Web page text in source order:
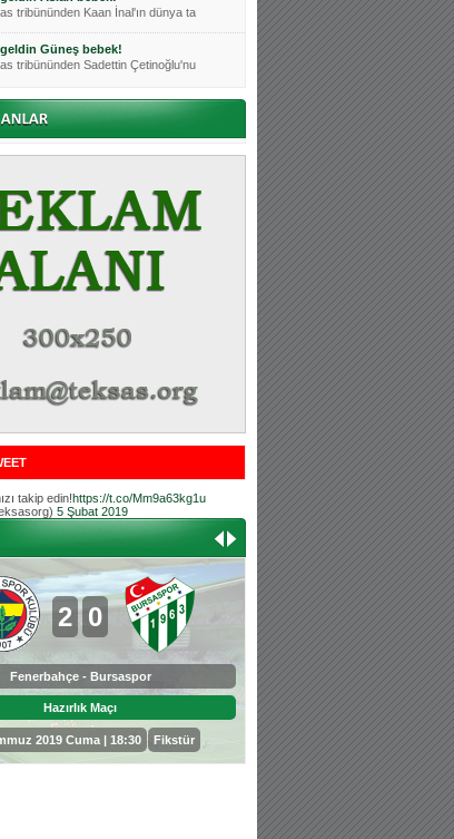
tribününden Kaan İnal'ın dünya ta
Güneş bebek!
tribününden Sadettin Çetinoğlu'nu
Ceyhun Tetik
tribünlerinin sevilen isimlerinde
önü açılsın is
Alaz Bebek!
sistem yöneticisi, ekibimizin
geldin Göktuğ Bebek!
ekibimizden ve tribünlerimizi
tribünlerinden Basri İleri'nin dü
Kerem Bebek!
Mesut Ulusoy'un (Duka)
Aslan bebek!
tribününden Kaan İnal'ın dünya ta
geldin Güneş bebek!
tribününden Sadettin Çetinoğlu'nu
takip edin!https://t.co/Mm9a63kg1u
5 Şubat 2019
2 0
Fenerbahçe - Bursaspor
Hazırlık Maçı
2019 Cuma | 18:30 Fikstür
0 3
Bursaspor - Sepahan
Hazırlık Maçı
25 Temmuz 2019 Perşembe |